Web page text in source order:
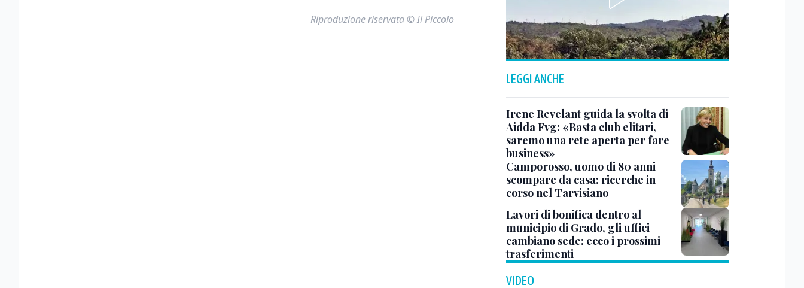
Riproduzione riservata © Il Piccolo
LEGGI ANCHE
Irene Revelant guida la svolta di
Aidda Fvg: «Basta club elitari,
saremo una rete aperta per fare
business»
Camporosso, uomo di 80 anni
scompare da casa: ricerche in
corso nel Tarvisiano
Lavori di bonifica dentro al
municipio di Grado, gli uffici
cambiano sede: ecco i prossimi
trasferimenti
VIDEO